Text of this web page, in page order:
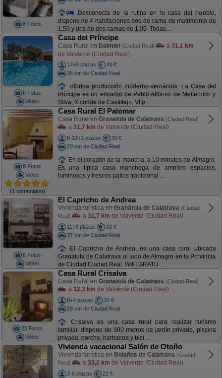
8 Fotos
Desconecta de la rutina en tu casa del pueblo,
dispone de 4 habitaciones dos de cama de matrimonio de
1.50 y dos de dos camas de 1.05. Todas ...
8 Fotos
Video
Casa del Príncipe
Casa Rural en Daimiel (Ciudad Real) a 31,1 km
de Valverde (Ciudad Real)
14+5 plazas
48 €
35 km de Ciudad Real
Híbrida producción moderno-vernácula. La Casa del
Príncipe es un encargo de Pablo Alfonso de Metternich y
Silva, X conde de Castillejo, VI p ...
8 Fotos
Video
(1 comentario)
Casa Rural El Palomar
Casa Rural en Granatula de Calatrava (Ciudad Real)
a 31,7 km de Valverde (Ciudad Real)
8-12+2 plazas
30 €
20 km de Ciudad Real
En el corazón de la mancha, a 10 minutos de Almagro.
Es una típica casa manchega de amplios espacios,
luminosos y frescos patios tradicional ...
8 Fotos
Video
El Capricho de Andrea
Vivienda turística en Granátula de Calatrava (Ciudad
Real)
a 31,7 km de Valverde (Ciudad Real)
11+3 plazas
20 €
37 km de Ciudad Real
El Capricho de Andrea, es una casa rural ubicada
Granátula de Calatrava al lado de Almagro en la Provincia
de Ciudad Ciudad Real. WIFI GRATU ...
23 Fotos
Video
Casa Rural Crisalva
Casa Rural en Granatula de Calatrava (Ciudad Real)
a 32,3 km de Valverde (Ciudad Real)
8+4 plazas
20 €
29 km de Ciudad Real
Crisalva es una casa rural para realizar turismo
familiar, dispone de 300 metros de jardín privado, piscina
privada, porche, barbacoa y bici ...
Vivienda vacacional Salón de Otoño
Vivienda turística en Bolaños de Calatrava (Ciudad
Real)
a 33,2 km de Valverde (Ciudad Real)
2-8 plazas
22 €